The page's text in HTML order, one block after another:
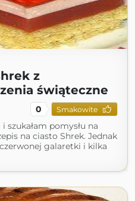
z
świąteczne
0 Smakowite
szukałam pomysłu na
na ciasto Shrek. Jednak
galaretki i kilka